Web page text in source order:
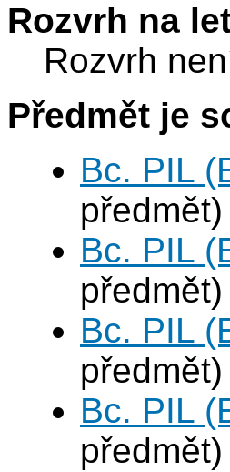
Rozvrh na
Rozvrh
Předmět je
Bc. PIL
předmět)
Bc. PIL
předmět)
Bc. PIL
předmět)
Bc. PIL
předmět)